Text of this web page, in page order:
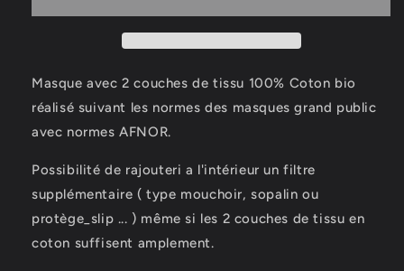
Masque avec 2 couches de tissu 100% Coton bio
réalisé suivant les normes des masques grand public
avec normes AFNOR.
Possibilité de rajouteri a l'intérieur un filtre
supplémentaire ( type mouchoir, sopalin ou
protège_slip ... ) même si les 2 couches de tissu en
coton suffisent amplement.